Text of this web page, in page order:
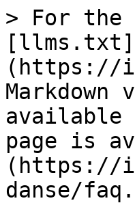
> For the
[llms.txt]
(https://
available
page is
(https://
danse/